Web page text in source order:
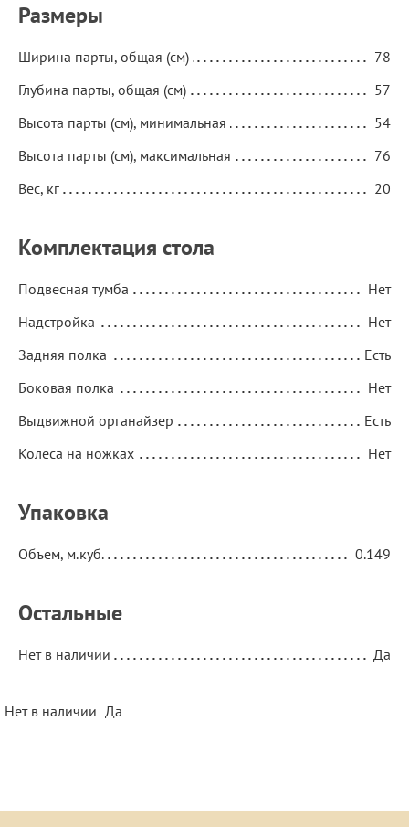
Размеры
Ширина парты, общая (см)
78
Глубина парты, общая (см)
57
Высота парты (см), минимальная
54
Высота парты (см), максимальная
76
Вес, кг
20
Комплектация стола
Подвесная тумба
Нет
Надстройка
Нет
Задняя полка
Есть
Боковая полка
Нет
Выдвижной органайзер
Есть
Колеса на ножках
Нет
Упаковка
Объем, м.куб. 0.149
Остальные
Нет в наличии Да
Нет в наличии Да